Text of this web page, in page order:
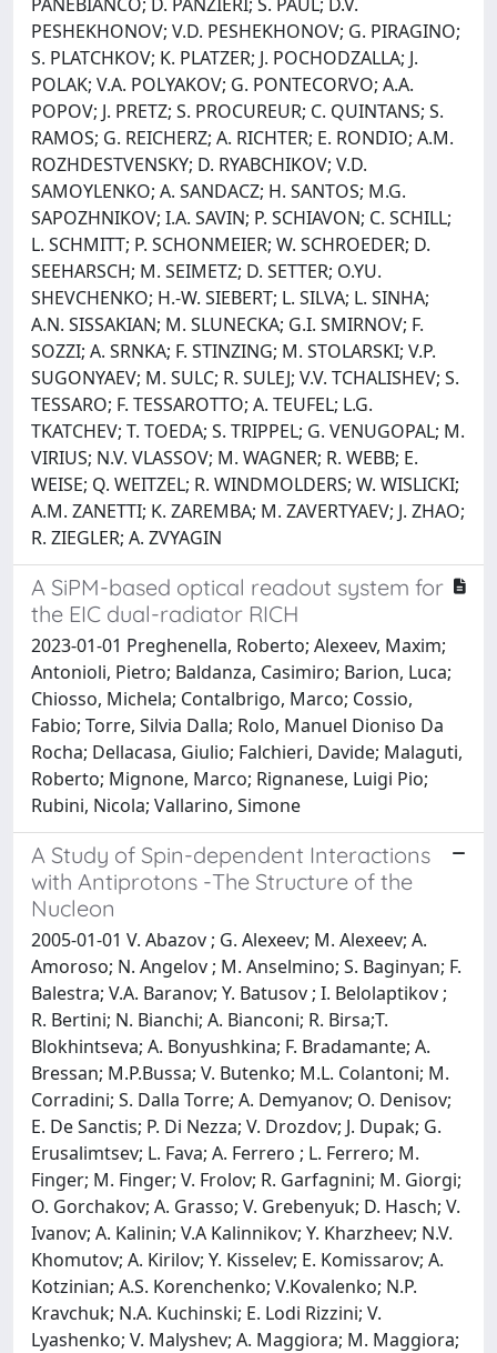
PESHEKHONOV; V.D. PESHEKHONOV; G. PIRAGINO;
S. PLATCHKOV; K. PLATZER; J. POCHODZALLA; J.
POLAK; V.A. POLYAKOV; G. PONTECORVO; A.A.
POPOV; J. PRETZ; S. PROCUREUR; C. QUINTANS; S.
RAMOS; G. REICHERZ; A. RICHTER; E. RONDIO; A.M.
ROZHDESTVENSKY; D. RYABCHIKOV; V.D.
SAMOYLENKO; A. SANDACZ; H. SANTOS; M.G.
SAPOZHNIKOV; I.A. SAVIN; P. SCHIAVON; C. SCHILL;
L. SCHMITT; P. SCHONMEIER; W. SCHROEDER; D.
SEEHARSCH; M. SEIMETZ; D. SETTER; O.YU.
SHEVCHENKO; H.-W. SIEBERT; L. SILVA; L. SINHA;
A.N. SISSAKIAN; M. SLUNECKA; G.I. SMIRNOV; F.
SOZZI; A. SRNKA; F. STINZING; M. STOLARSKI; V.P.
SUGONYAEV; M. SULC; R. SULEJ; V.V. TCHALISHEV; S.
TESSARO; F. TESSAROTTO; A. TEUFEL; L.G.
TKATCHEV; T. TOEDA; S. TRIPPEL; G. VENUGOPAL; M.
VIRIUS; N.V. VLASSOV; M. WAGNER; R. WEBB; E.
WEISE; Q. WEITZEL; R. WINDMOLDERS; W. WISLICKI;
A.M. ZANETTI; K. ZAREMBA; M. ZAVERTYAEV; J. ZHAO;
R. ZIEGLER; A. ZVYAGIN
A SiPM-based optical readout system for
the EIC dual-radiator RICH
2023-01-01 Preghenella, Roberto; Alexeev, Maxim;
Antonioli, Pietro; Baldanza, Casimiro; Barion, Luca;
Chiosso, Michela; Contalbrigo, Marco; Cossio,
Fabio; Torre, Silvia Dalla; Rolo, Manuel Dioniso Da
Rocha; Dellacasa, Giulio; Falchieri, Davide; Malaguti,
Roberto; Mignone, Marco; Rignanese, Luigi Pio;
Rubini, Nicola; Vallarino, Simone
A Study of Spin-dependent Interactions
with Antiprotons -The Structure of the
Nucleon
2005-01-01 V. Abazov ; G. Alexeev; M. Alexeev; A.
Amoroso; N. Angelov ; M. Anselmino; S. Baginyan; F.
Balestra; V.A. Baranov; Y. Batusov ; I. Belolaptikov ;
R. Bertini; N. Bianchi; A. Bianconi; R. Birsa;T.
Blokhintseva; A. Bonyushkina; F. Bradamante; A.
Bressan; M.P.Bussa; V. Butenko; M.L. Colantoni; M.
Corradini; S. Dalla Torre; A. Demyanov; O. Denisov;
E. De Sanctis; P. Di Nezza; V. Drozdov; J. Dupak; G.
Erusalimtsev; L. Fava; A. Ferrero ; L. Ferrero; M.
Finger; M. Finger; V. Frolov; R. Garfagnini; M. Giorgi;
O. Gorchakov; A. Grasso; V. Grebenyuk; D. Hasch; V.
Ivanov; A. Kalinin; V.A Kalinnikov; Y. Kharzheev; N.V.
Khomutov; A. Kirilov; Y. Kisselev; E. Komissarov; A.
Kotzinian; A.S. Korenchenko; V.Kovalenko; N.P.
Kravchuk; N.A. Kuchinski; E. Lodi Rizzini; V.
Lyashenko; V. Malyshev; A. Maggiora; M. Maggiora;